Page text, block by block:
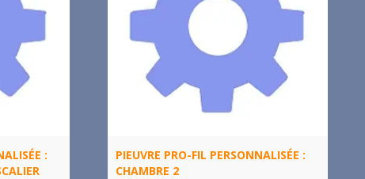
:
PIEUVRE PRO-FIL PERSONNALISÉE :
CHAMBRE 2